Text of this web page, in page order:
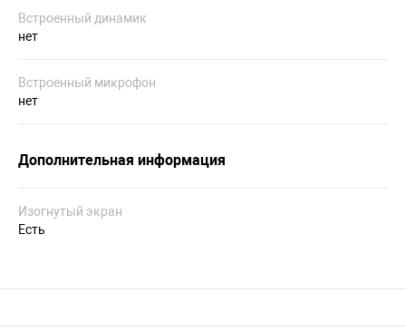
Встроенный динамик
нет
Встроенный микрофон
нет
Дополнительная информация
Изогнутый экран
Есть